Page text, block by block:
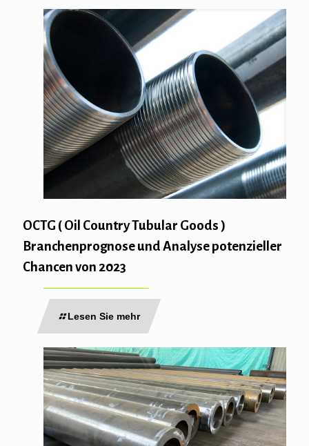
OCTG ( Oil Country Tubular Goods )
Branchenprognose und Analyse potenzieller
Chancen von 2023
Lesen Sie mehr